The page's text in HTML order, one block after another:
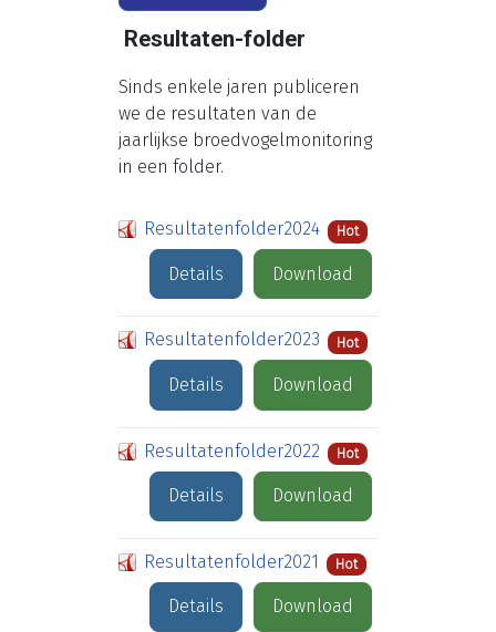
Resultaten-folder
Sinds enkele jaren publiceren
we de resultaten van de
jaarlijkse broedvogelmonitoring
in een folder.
Resultatenfolder2024 Hot
Download
Details
Resultatenfolder2023 Hot
Download
Details
Resultatenfolder2022 Hot
Download
Details
Resultatenfolder2021 Hot
Download
Details